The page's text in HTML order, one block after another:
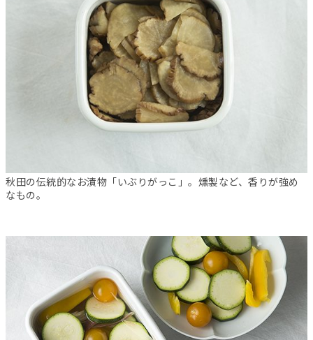
秋田の伝統的なお漬物「いぶりがっこ」。燻製など、香りが強め
なもの。